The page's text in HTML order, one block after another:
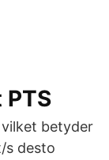
betyder
s desto